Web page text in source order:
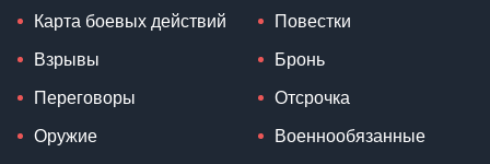
Карта боевых действий
Взрывы
Переговоры
Оружие
Повестки
Бронь
Отсрочка
Военнообязанные